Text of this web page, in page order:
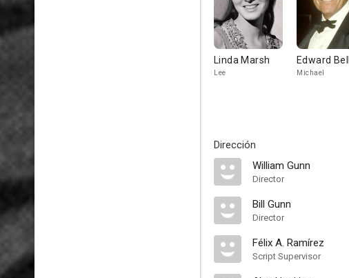
Linda Marsh
Lee
Edward Bell
Michael
Dirección
William Gunn
Director
Bill Gunn
Director
Félix A. Ramírez
Script Supervisor